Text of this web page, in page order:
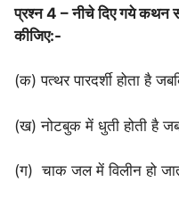
प्रश्न 4 – नीचे दिए गये
कीजिए:-
(क) पत्थर पारदर्शी होता है
(ख) नोटबुक में धुती होती है
(ग) चाक जल में विलीन हो